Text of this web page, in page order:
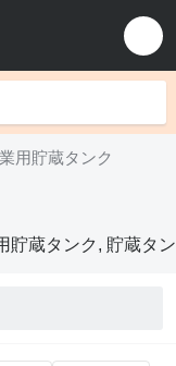
用貯蔵タンク
貯蔵タンク, 貯蔵タ